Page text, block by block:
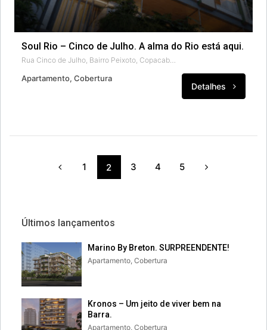
Soul Rio – Cinco de Julho. A alma do Rio está aqui.
Rua Cinco de Julho, Bairro Peixoto, Copacabana, Rio de Janeiro, Região Geográfica Imediata do Rio de Janeiro, Região Metropolitana do Rio de Janeiro, Região Geográfica Intermediária do Rio de Janeiro, Rio de Janeiro, Região Sudeste, 22040-041, Brasil
Apartamento, Cobertura
Detalhes
1 2 3 4 5
ÚItimos lançamentos
Marino By Breton. SURPREENDENTE!
Apartamento, Cobertura
Kronos – Um jeito de viver bem na
Barra.
Apartamento, Cobertura